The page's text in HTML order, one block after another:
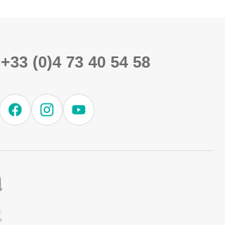
+33 (0)4 73 40 54 58